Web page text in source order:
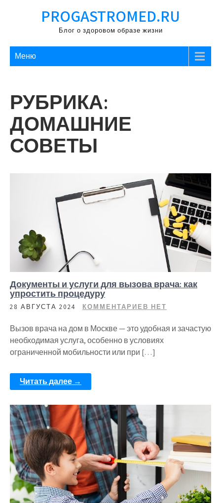
PROGASTROMED.RU
Блог о здоровом образе жизни
Меню
РУБРИКА:
ДОМАШНИЕ
СОВЕТЫ
Документы и услуги для вызова врача: как
упростить процедуру
28 АВГУСТА 2024 КОММЕНТАРИЕВ НЕТ
Вызов врача на дом в Москве — это удобная и зачастую
необходимая услуга, особенно в условиях
ограниченной мобильности или при […]
Читать далее →